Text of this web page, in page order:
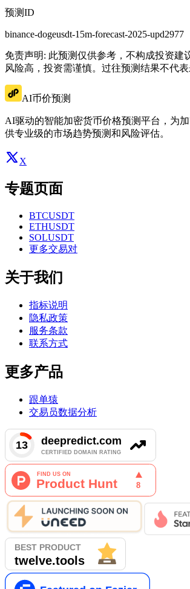
预测ID
binance-dogeusdt-15m-forecast-2025-upd2977
免责声明: 此预测仅供参考，不构成投资建
风险高，投资需谨慎。过往预测结果不代表
AI币价预测
AI驱动的智能加密货币价格预测平台，为
供专业级的市场趋势预测和风险评估。
X
专题页面
BTCUSDT
ETHUSDT
SOLUSDT
更多交易对
关于我们
指标说明
隐私政策
服务条款
联系方式
更多产品
跟单猿
交易员数据分析